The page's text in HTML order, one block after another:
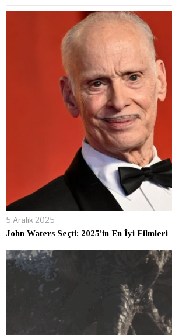
5 Aralık 2025
John Waters Seçti: 2025’in En İyi Filmleri